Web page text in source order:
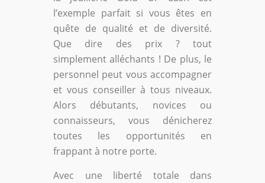
l’exemple parfait si vous êtes en
quête de qualité et de diversité.
Que dire des prix ? tout
simplement alléchants ! De plus, le
personnel peut vous accompagner
et vous conseiller à tous niveaux.
Alors débutants, novices ou
connaisseurs, vous dénicherez
toutes les opportunités en
frappant à notre porte.
Avec une liberté totale dans